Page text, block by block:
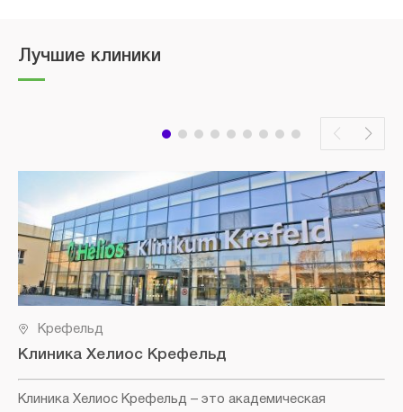
Лучшие клиники
Крефельд
Клиника Хелиос Крефельд
Клиника Хелиос Крефельд – это академическая